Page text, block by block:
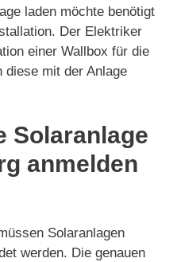
laden möchte benötigt
Der Elektriker
einer Wallbox für die
diese mit der Anlage
Solaranlage
anmelden
Solaranlagen
werden. Die genauen